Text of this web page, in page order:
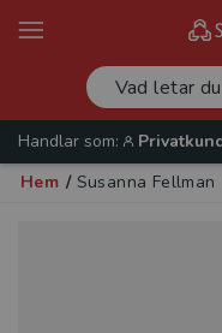
Handlar som:
Hem / Susanna Fellman